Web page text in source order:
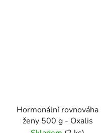
Hormonální rovnováha
ženy 500 g - Oxalis